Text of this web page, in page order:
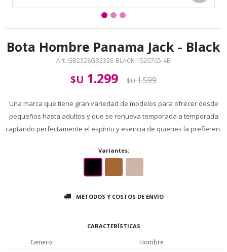
Bota Hombre Panama Jack - Black
GB2328GB2328-BLACK-1520765-4B
$U 1.299 $U1.599
Una marca que tiene gran variedad de modelos para ofrecer desde
pequeños hasta adultos y que se renueva temporada a temporada
captando perfectamente el espíritu y esencia de quienes la prefieren.
Variantes:
MÉTODOS Y COSTOS DE ENVÍO
CARACTERÍSTICAS
Genero Hombre